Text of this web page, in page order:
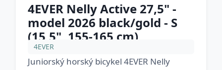
4EVER Nelly Active 27,5" -
model 2026 black/gold - S
(15,5", 155-165 cm)
4EVER
Juniorský horský bicykel 4EVER Nelly